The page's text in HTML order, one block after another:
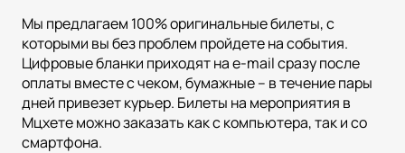
Мы предлагаем 100% оригинальные билеты, с
которыми вы без проблем пройдете на события.
Цифровые бланки приходят на e-mail сразу после
оплаты вместе с чеком, бумажные – в течение пары
дней привезет курьер. Билеты на мероприятия в
Мцхете можно заказать как с компьютера, так и со
смартфона.